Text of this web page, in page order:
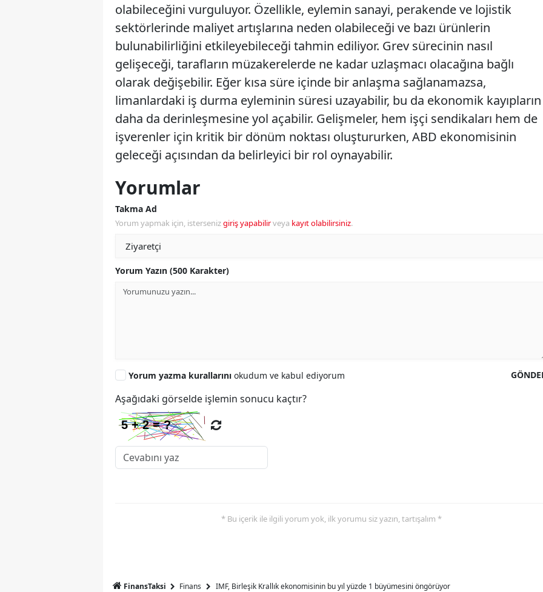
olabileceğini vurguluyor. Özellikle, eylemin sanayi, perakende ve lojistik
sektörlerinde maliyet artışlarına neden olabileceği ve bazı ürünlerin
bulunabilirliğini etkileyebileceği tahmin ediliyor. Grev sürecinin nasıl
gelişeceği, tarafların müzakerelerde ne kadar uzlaşmacı olacağına bağlı
olarak değişebilir. Eğer kısa süre içinde bir anlaşma sağlanamazsa,
limanlardaki iş durma eyleminin süresi uzayabilir, bu da ekonomik kayıpların
daha da derinleşmesine yol açabilir. Gelişmeler, hem işçi sendikaları hem de
işverenler için kritik bir dönüm noktası oluştururken, ABD ekonomisinin
geleceği açısından da belirleyici bir rol oynayabilir.
Yorumlar
Takma Ad
Yorum yapmak için, istersenizgiriş yapabilirveya kayıt olabilirsiniz.
Yorum Yazın (500 Karakter)
Yorum yazma kurallarını okudum ve kabul ediyorum
Aşağıdaki görselde işlemin sonucu kaçtır?
* Bu içerik ile ilgili yorum yok, ilk yorumu siz yazın, tartışalım *
FinansTaksi Finans IMF, Birleşik Krallık ekonomisinin bu yıl yüzde 1 büyümesini öngörüyor